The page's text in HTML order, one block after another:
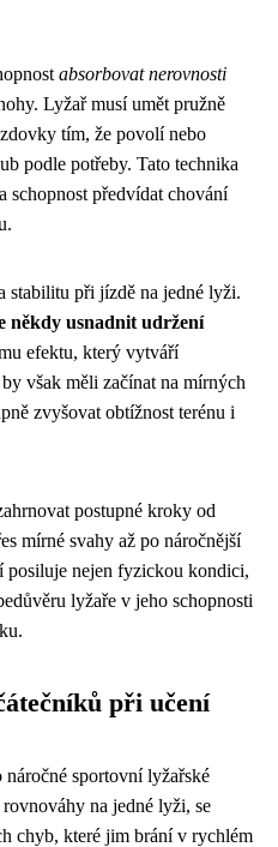
absorbovat nerovnosti
Lyžař musí umět pružně
tím, že povolí nebo
podle potřeby. Tato technika
schopnost předvídat chování
při jízdě na jedné lyži.
někdy usnadnit udržení
efektu, který vytváří
však měli začínat na mírných
zvyšovat obtížnost terénu i
postupné kroky od
mírné svahy až po náročnější
posiluje nejen fyzickou kondici,
lyžaře v jeho schopnosti
při učení
sportovní lyžařské
na jedné lyži, se
chyb, které jim brání v rychlém